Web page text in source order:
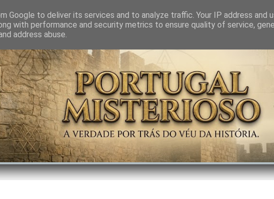
LINHAGEM SABEDORIA CIÊNCIA DO INVISÍVEL CONTRA-PODER ANJOS
Google to deliver its services and to analyze traffic. Your IP address and
with performance and security metrics to ensure quality of service,
address abuse.